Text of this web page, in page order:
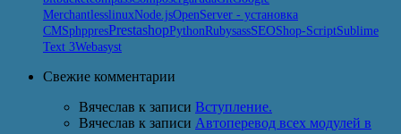
MerchantlesslinuxNode.jsOpenServer - установка
CMSphppresPrestashopPythonRubysassSEOShop-ScriptSublime
Text 3Webasyst
Свежие комментарии
Вячеслав к записи Вступление.
Вячеслав к записи Автоперевод всех модулей в